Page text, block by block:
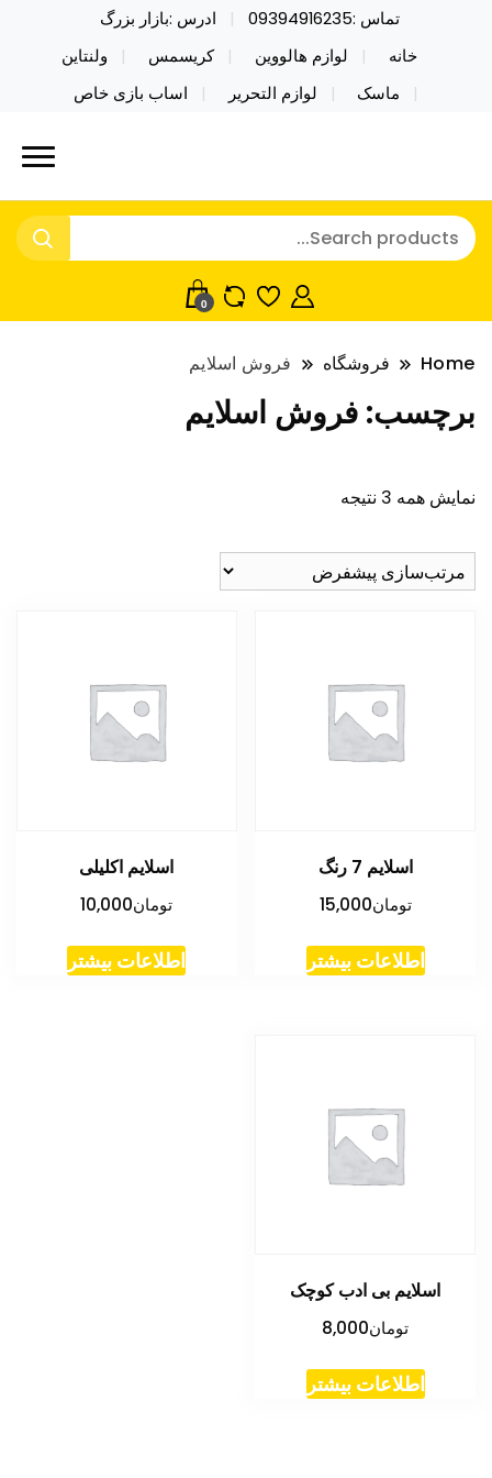
تماس :09394916235
ادرس :بازار بزرگ
خانه
لوازم هالووین کریسمس
ولنتاین
ماسک
لوازم التحریر اساب بازی خاص
نایکر توی فروش عمده لوازم هالووین
ولن تاین کادویی کریسمس اکسسوری
خرید محصولات خاص فیجت اسباب بازی تراول ماگ نایکر
توی فروش عمده لوازم هالووین ولن تاین کادویی
کریسمس اکسسوری ماسک در واردات مستقیم
0
Home فروشگاه فروش اسلایم
برچسب: فروش اسلایم
نمایش همه 3 نتیجه
اسلایم 7 رنگ
تومان15,000
اطلاعات بیشتر
اسلایم اکلیلی
تومان10,000
اطلاعات بیشتر
اسلایم بی ادب کوچک
تومان8,000
اطلاعات بیشتر